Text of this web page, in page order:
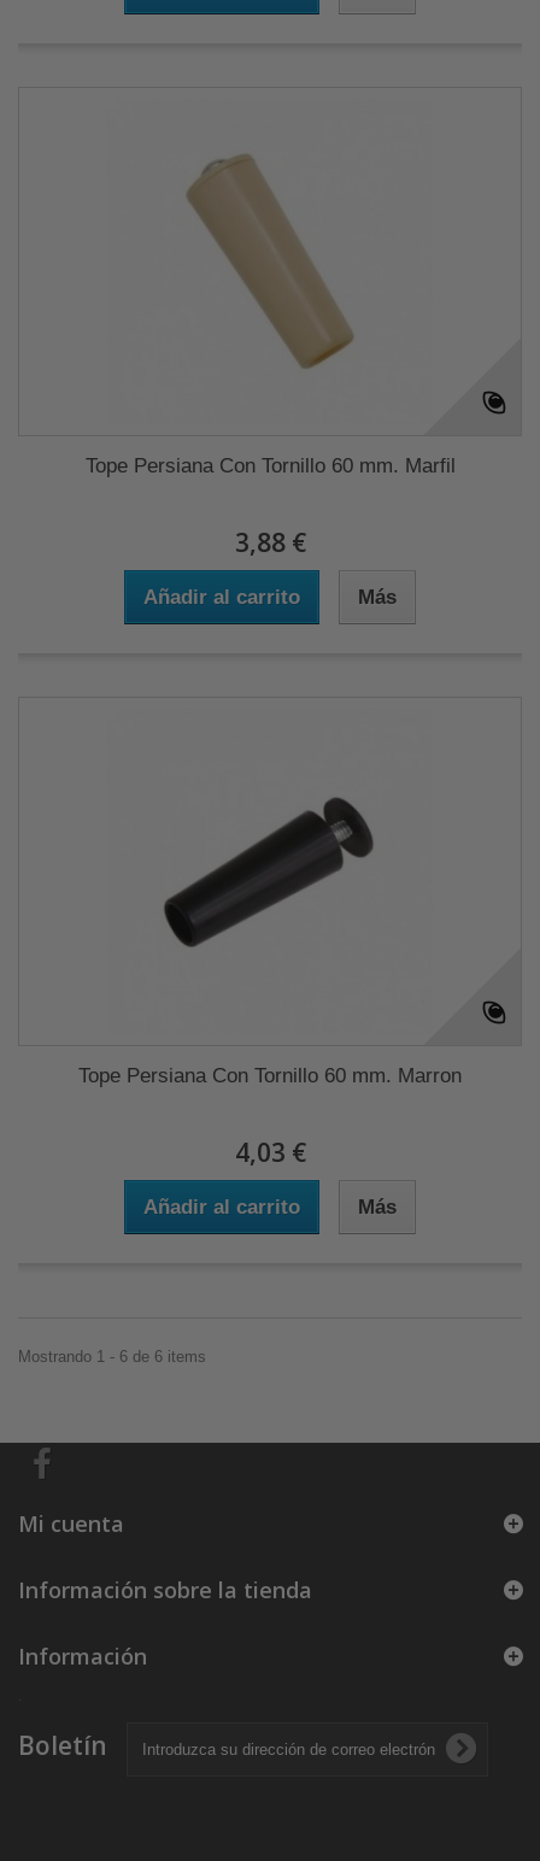
Tope Persiana Con Tornillo 60 mm. Marfil
3,88 €
Añadir al carrito Más
Tope Persiana Con Tornillo 60 mm. Marron
4,03 €
Añadir al carrito Más
Mostrando 1 - 6 de 6 items
Mi cuenta
Información sobre la tienda
Información
Boletín